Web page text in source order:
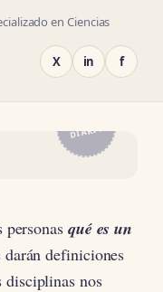
en Ciencias
X in f
DIARIO
qué es un
definiciones
disciplinas nos